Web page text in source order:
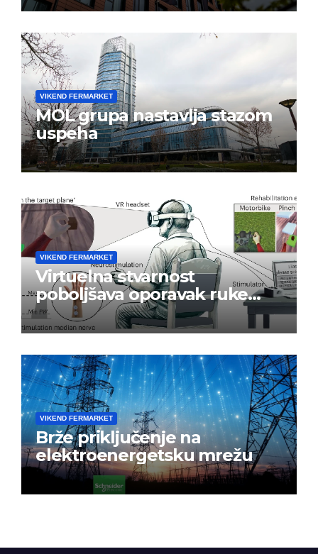
VIKEND FERMARKET
MOL grupa nastavlja stazom
uspeha
VIKEND FERMARKET
Virtuelna stvarnost
poboljšava oporavak ruke
nakon moždanog udara
VIKEND FERMARKET
Brže priključenje na
elektroenergetsku mrežu